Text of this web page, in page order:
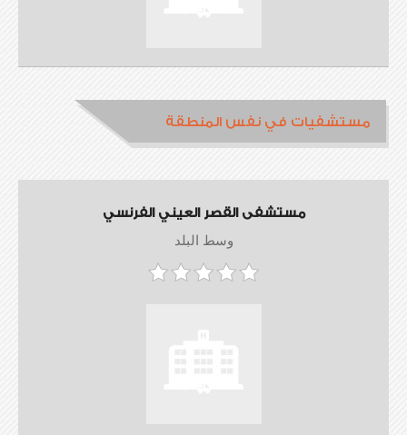
مستشفيات في نفس المنطقة
مستشفى القصر العيني الفرنسي
وسط البلد